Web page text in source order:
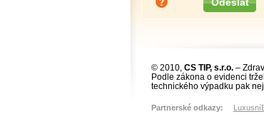
© 2010, CS TIP, s.r.o. –
Podle zákona o evidenci
technického výpadku pak
Partnerské odkazy: